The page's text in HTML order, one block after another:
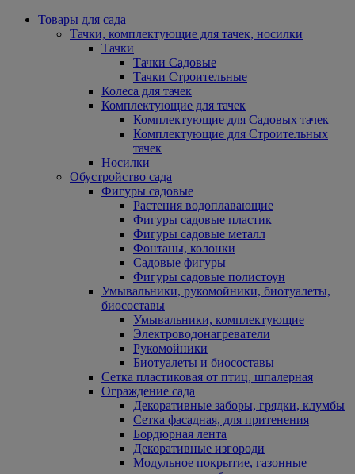
Товары для сада
Тачки, комплектующие для тачек, носилки
Тачки
Тачки Садовые
Тачки Строительные
Колеса для тачек
Комплектующие для тачек
Комплектующие для Садовых тачек
Комплектующие для Строительных
тачек
Носилки
Обустройство сада
Фигуры садовые
Растения водоплавающие
Фигуры садовые пластик
Фигуры садовые металл
Фонтаны, колонки
Садовые фигуры
Фигуры садовые полистоун
Умывальники, рукомойники, биотуалеты,
биосоставы
Умывальники, комплектующие
Электроводонагреватели
Рукомойники
Биотуалеты и биосоставы
Сетка пластиковая от птиц, шпалерная
Ограждение сада
Декоративные заборы, грядки, клумбы
Сетка фасадная, для притенения
Бордюрная лента
Декоративные изгороди
Модульное покрытие, газонные